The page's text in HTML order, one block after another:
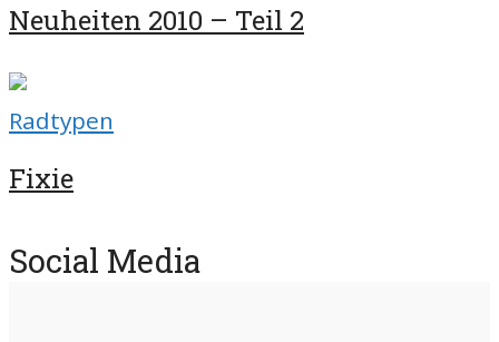
Neuheiten 2010 – Teil 2
Radtypen
Fixie
Social Media